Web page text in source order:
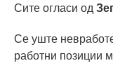
Сите огласи од
Се уште
работни позиции